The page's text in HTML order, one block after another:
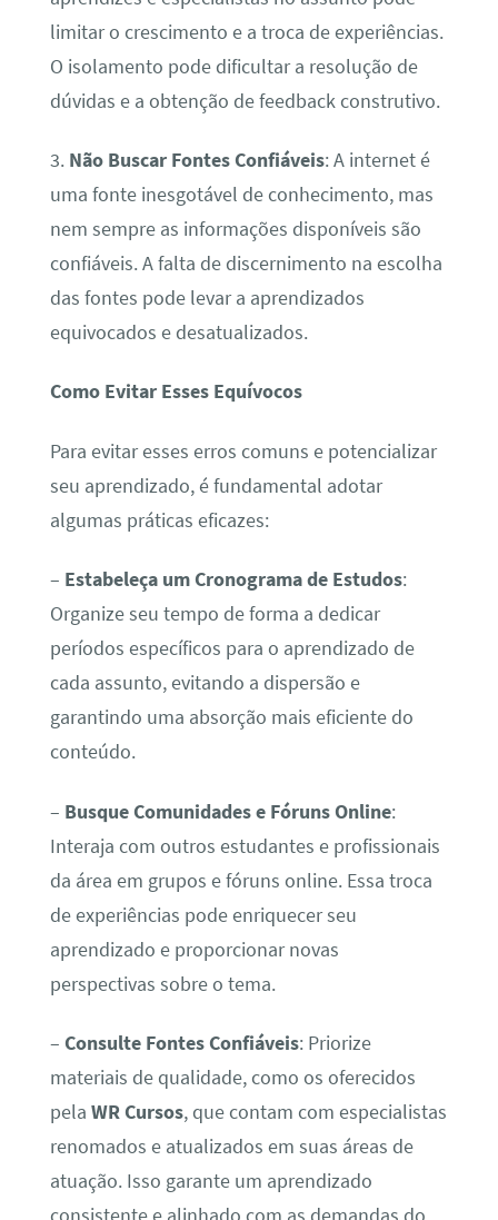
limitar o crescimento e a troca de experiências.
O isolamento pode dificultar a resolução de
dúvidas e a obtenção de feedback construtivo.
3. Não Buscar Fontes Confiáveis: A internet é
uma fonte inesgotável de conhecimento, mas
nem sempre as informações disponíveis são
confiáveis. A falta de discernimento na escolha
das fontes pode levar a aprendizados
equivocados e desatualizados.
Como Evitar Esses Equívocos
Para evitar esses erros comuns e potencializar
seu aprendizado, é fundamental adotar
algumas práticas eficazes:
– Estabeleça um Cronograma de Estudos:
Organize seu tempo de forma a dedicar
períodos específicos para o aprendizado de
cada assunto, evitando a dispersão e
garantindo uma absorção mais eficiente do
conteúdo.
– Busque Comunidades e Fóruns Online:
Interaja com outros estudantes e profissionais
da área em grupos e fóruns online. Essa troca
de experiências pode enriquecer seu
aprendizado e proporcionar novas
perspectivas sobre o tema.
– Consulte Fontes Confiáveis: Priorize
materiais de qualidade, como os oferecidos
pela WR Cursos, que contam com especialistas
renomados e atualizados em suas áreas de
atuação. Isso garante um aprendizado